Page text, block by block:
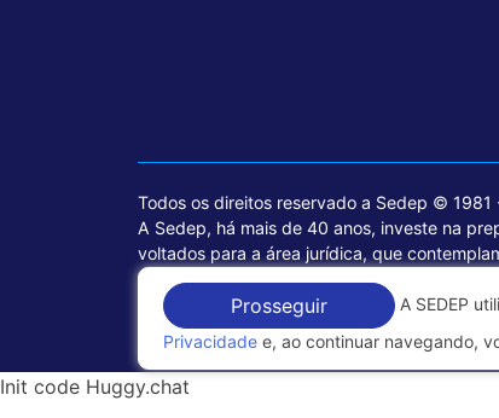
Todos os direitos reservado a Sedep © 1981
A Sedep, há mais de 40 anos, investe na
voltados para a área jurídica, que
Política de Privacidade
Prosseguir A SEDEP
Privacidade e, ao continuar navegando,
Init code Huggy.chat